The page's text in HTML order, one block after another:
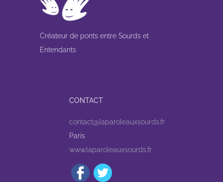
Créateur de ponts entre Sourds et
Entendants
CONTACT
contact@laparoleauxsourds.fr
Paris
www.laparoleauxsourds.fr